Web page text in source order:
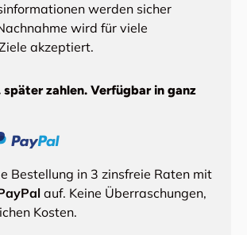
werden sicher
wird für viele
akzeptiert.
zahlen. Verfügbar in ganz
Bestellung in 3 zinsfreie Raten mit
auf. Keine Überraschungen,
Kosten.